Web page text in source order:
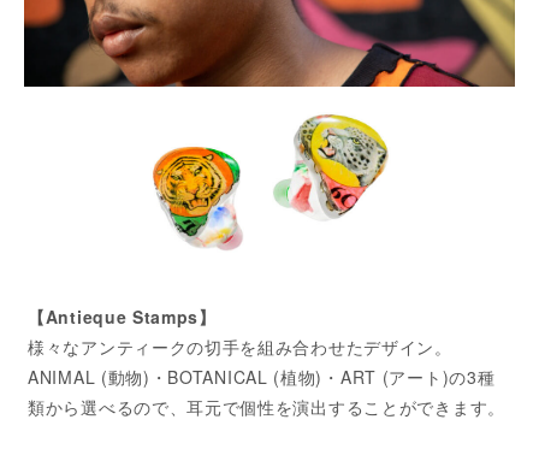
【Antieque Stamps】
様々なアンティークの切手を組み合わせたデザイン。
ANIMAL (動物)・BOTANICAL (植物)・ART (アート)の3種
類から選べるので、耳元で個性を演出することができます。